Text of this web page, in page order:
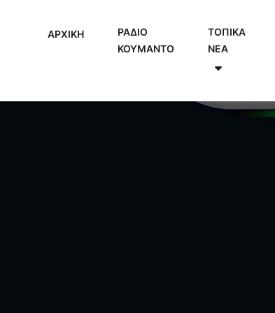
ΑΡΧΙΚΗ
ΡΑΔΙΟ
ΚΟΥΜΑΝΤΟ
ΤΟΠΙΚΑ
NEA